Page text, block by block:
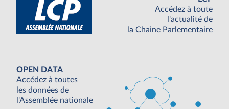
Accédez à toute
l'actualité de
la Chaine Parlementaire
OPEN DATA
Accédez à toutes
les données de
l'Assemblée nationale